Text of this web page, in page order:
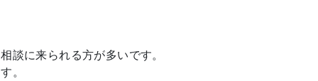
談に来られる方が多いです。
。